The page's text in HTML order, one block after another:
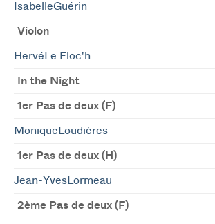
IsabelleGuérin
Violon
HervéLe Floc'h
In the Night
1er Pas de deux (F)
MoniqueLoudières
1er Pas de deux (H)
Jean-YvesLormeau
2ème Pas de deux (F)